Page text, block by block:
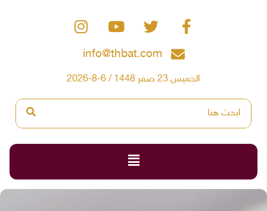
info@thbat.com
الخميس 23 صفر 1448 / 6-8-2026